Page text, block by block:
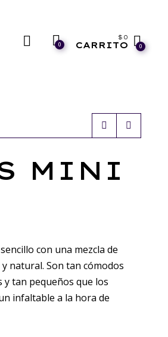
0
$ 0
CARRITO 0
MINI
con una mezcla de
natural. Son tan cómodos
tan pequeños que los
infaltable a la hora de